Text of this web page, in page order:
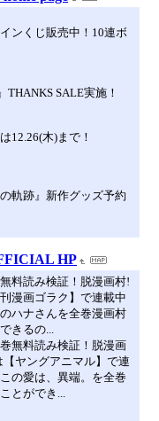
ンくじ販売中！10連ボ
SALE実施！
12.26(木)まで！
軌跡』新作グッズ予約
HP
料読み検証！脱漫画村!
漫画ゴラク】で連載中
ハナさんを全巻漫画村
きるの...
無料読み検証！脱漫画
ヤングアニマル】で連
の愛は、異端。を全巻
とができ...